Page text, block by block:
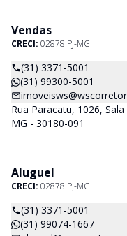
Vendas
CRECI: 02878 PJ-MG
(31) 3371-5001
(31) 99300-5001
Rua Paracatu, 1026,
MG - 30180-091
Aluguel
CRECI: 02878 PJ-MG
(31) 3371-5001
(31) 99074-1667